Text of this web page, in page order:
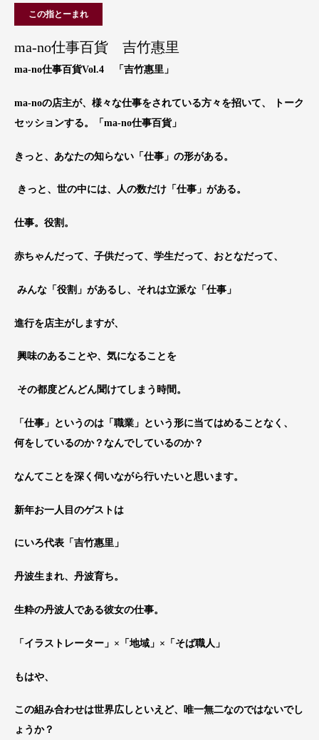
この指とーまれ
ma-no仕事百貨 吉竹惠里
ma-no仕事百貨Vol.4 「吉竹惠里」
ma-noの店主が、様々な仕事をされている方々を招いて、 トーク
セッションする。「ma-no仕事百貨」
きっと、あなたの知らない「仕事」の形がある。
きっと、世の中には、人の数だけ「仕事」がある。
仕事。役割。
赤ちゃんだって、子供だって、学生だって、おとなだって、
みんな「役割」があるし、それは立派な「仕事」
進行を店主がしますが、
興味のあることや、気になることを
その都度どんどん聞けてしまう時間。
「仕事」というのは「職業」という形に当てはめることなく、
何をしているのか？なんでしているのか？
なんてことを深く伺いながら行いたいと思います。
新年お一人目のゲストは
にいろ代表「吉竹惠里」
丹波生まれ、丹波育ち。
生粋の丹波人である彼女の仕事。
「イラストレーター」×「地域」×「そば職人」
もはや、
この組み合わせは世界広しといえど、唯一無二なのではないでし
ょうか？